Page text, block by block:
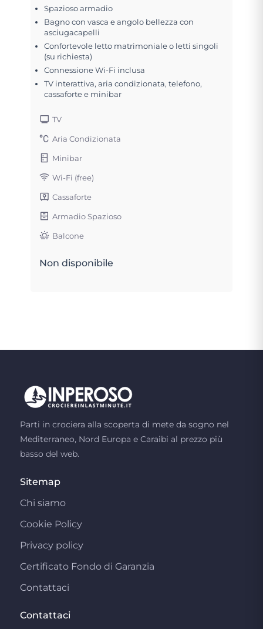
Spazioso armadio
Bagno con vasca e angolo bellezza con
asciugacapelli
Confortevole letto matrimoniale o letti singoli
(su richiesta)
Connessione Wi-Fi inclusa
TV interattiva, aria condizionata, telefono,
cassaforte e minibar
TV
Aria Condizionata
Minibar
Wi-Fi (free)
Cassaforte
Armadio Spazioso
Balcone
Non disponibile
Parti in crociera alla scoperta di mete da sogno nel
Mediterraneo, Nord Europa e Caraibi al prezzo più
basso del web.
Sitemap
Chi siamo
Cookie Policy
Privacy policy
Certificato Fondo di Garanzia
Contattaci
Contattaci